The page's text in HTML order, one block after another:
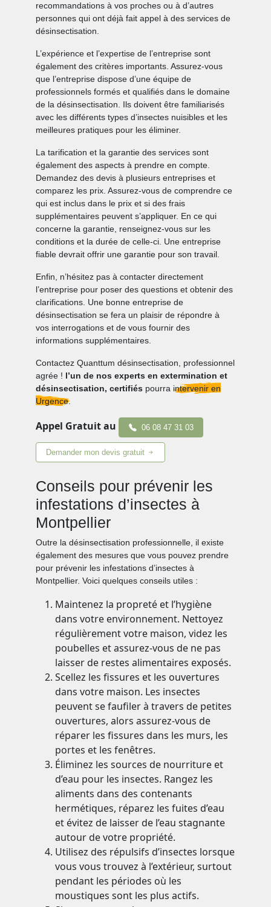
recommandations à vos proches ou à d’autres
personnes qui ont déjà fait appel à des services de
désinsectisation.
L’expérience et l’expertise de l’entreprise sont
également des critères importants. Assurez-vous
que l’entreprise dispose d’une équipe de
professionnels formés et qualifiés dans le domaine
de la désinsectisation. Ils doivent être familiarisés
avec les différents types d’insectes nuisibles et les
meilleures pratiques pour les éliminer.
La tarification et la garantie des services sont
également des aspects à prendre en compte.
Demandez des devis à plusieurs entreprises et
comparez les prix. Assurez-vous de comprendre ce
qui est inclus dans le prix et si des frais
supplémentaires peuvent s’appliquer. En ce qui
concerne la garantie, renseignez-vous sur les
conditions et la durée de celle-ci. Une entreprise
fiable devrait offrir une garantie pour son travail.
Enfin, n’hésitez pas à contacter directement
l’entreprise pour poser des questions et obtenir des
clarifications. Une bonne entreprise de
désinsectisation se fera un plaisir de répondre à
vos interrogations et de vous fournir des
informations supplémentaires.
Contactez Quanttum désinsectisation, professionnel
agrée ! l’un de nos experts en extermination et
désinsectisation, certifiés pourraintervenir en
Urgence.
Appel Gratuit au 06 08 47 31 03
Demander mon devis gratuit
Conseils pour prévenir les
infestations d’insectes à
Montpellier
Outre la désinsectisation professionnelle, il existe
également des mesures que vous pouvez prendre
pour prévenir les infestations d’insectes à
Montpellier. Voici quelques conseils utiles :
Maintenez la propreté et l’hygiène
dans votre environnement. Nettoyez
régulièrement votre maison, videz les
poubelles et assurez-vous de ne pas
laisser de restes alimentaires exposés.
Scellez les fissures et les ouvertures
dans votre maison. Les insectes
peuvent se faufiler à travers de petites
ouvertures, alors assurez-vous de
réparer les fissures dans les murs, les
portes et les fenêtres.
Éliminez les sources de nourriture et
d’eau pour les insectes. Rangez les
aliments dans des contenants
hermétiques, réparez les fuites d’eau
et évitez de laisser de l’eau stagnante
autour de votre propriété.
Utilisez des répulsifs d’insectes lorsque
vous vous trouvez à l’extérieur, surtout
pendant les périodes où les
moustiques sont les plus actifs.